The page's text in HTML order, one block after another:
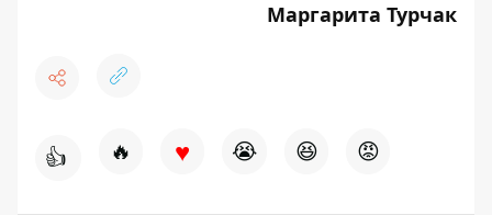
Маргарита Турчак
👍 🔥 ♥ 😭 😆 😡